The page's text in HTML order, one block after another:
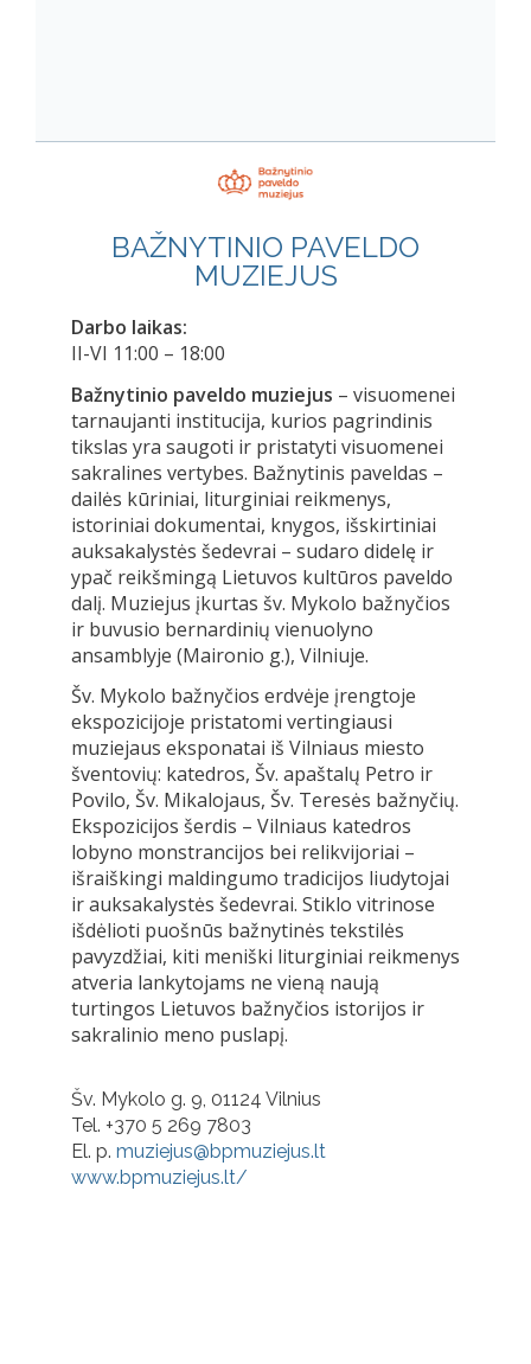
BAŽNYTINIO PAVELDO
MUZIEJUS
Darbo laikas:
II-VI 11:00 – 18:00
Bažnytinio paveldo muziejus – visuomenei
tarnaujanti institucija, kurios pagrindinis
tikslas yra saugoti ir pristatyti visuomenei
sakralines vertybes. Bažnytinis paveldas –
dailės kūriniai, liturginiai reikmenys,
istoriniai dokumentai, knygos, išskirtiniai
auksakalystės šedevrai – sudaro didelę ir
ypač reikšmingą Lietuvos kultūros paveldo
dalį. Muziejus įkurtas šv. Mykolo bažnyčios
ir buvusio bernardinių vienuolyno
ansamblyje (Maironio g.), Vilniuje.
Šv. Mykolo bažnyčios erdvėje įrengtoje
ekspozicijoje pristatomi vertingiausi
muziejaus eksponatai iš Vilniaus miesto
šventovių: katedros, Šv. apaštalų Petro ir
Povilo, Šv. Mikalojaus, Šv. Teresės bažnyčių.
Ekspozicijos šerdis – Vilniaus katedros
lobyno monstrancijos bei relikvijoriai –
išraiškingi maldingumo tradicijos liudytojai
ir auksakalystės šedevrai. Stiklo vitrinose
išdėlioti puošnūs bažnytinės tekstilės
pavyzdžiai, kiti meniški liturginiai reikmenys
atveria lankytojams ne vieną naują
turtingos Lietuvos bažnyčios istorijos ir
sakralinio meno puslapį.
Šv. Mykolo g. 9, 01124 Vilnius
Tel. +370 5 269 7803
El. p. muziejus@bpmuziejus.lt
www.bpmuziejus.lt/